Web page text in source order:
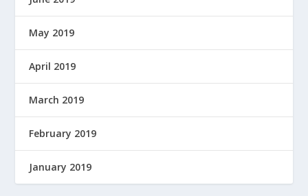
May 2019
April 2019
March 2019
February 2019
January 2019